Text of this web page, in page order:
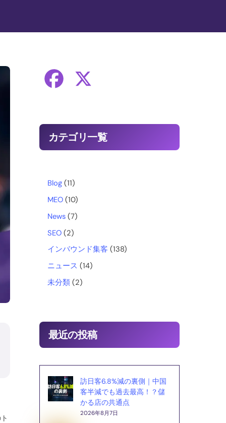
e
b
o
o
k
カテゴリ一覧
Blog(11)
MEO(10)
News(7)
SEO(2)
インバウンド集客 (138)
ニュース (14)
未分類(2)
最近の投稿
訪日客6.8%減の裏側｜中国
客半減でも過去最高！？儲
かる店の共通点
2026年8月7日